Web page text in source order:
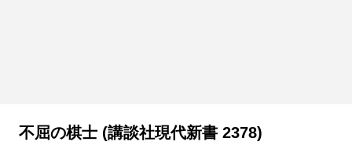
不屈の棋士 (講談社現代新書 2378)